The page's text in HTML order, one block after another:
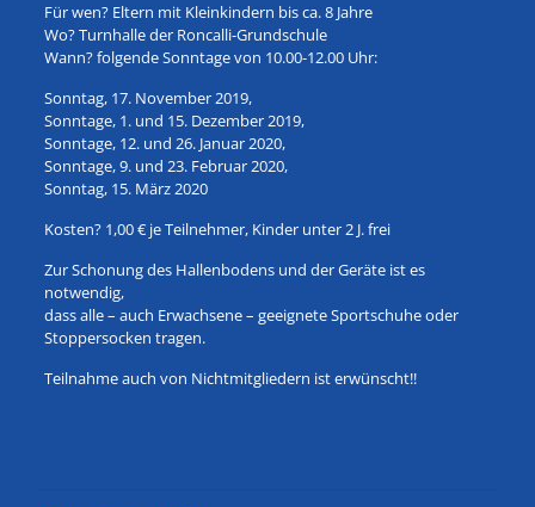
Für wen? Eltern mit Kleinkindern bis ca. 8 Jahre
Wo? Turnhalle der Roncalli-Grundschule
Wann? folgende Sonntage von 10.00-12.00 Uhr:
Sonntag, 17. November 2019,
Sonntage, 1. und 15. Dezember 2019,
Sonntage, 12. und 26. Januar 2020,
Sonntage, 9. und 23. Februar 2020,
Sonntag, 15. März 2020
Kosten? 1,00 € je Teilnehmer, Kinder unter 2 J. frei
Zur Schonung des Hallenbodens und der Geräte ist es
notwendig,
dass alle – auch Erwachsene – geeignete Sportschuhe oder
Stoppersocken tragen.
Teilnahme auch von Nichtmitgliedern ist erwünscht!!